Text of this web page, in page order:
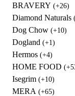
BRAVERY (+26)
Diamond Naturals
Dog Chow (+10)
Dogland (+1)
Hermos (+4)
HOME FOOD
Isegrim (+10)
MERA (+65)